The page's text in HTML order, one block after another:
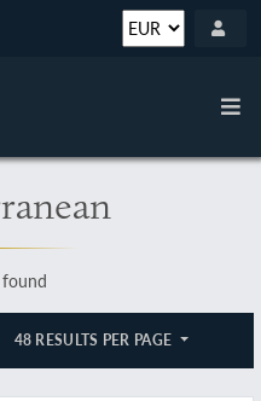
48 RESULTS PER PAGE